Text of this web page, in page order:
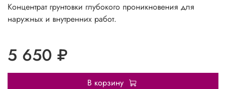
Концентрат грунтовки глубокого проникновения для
наружных и внутренних работ.
5 650 ₽
В корзину